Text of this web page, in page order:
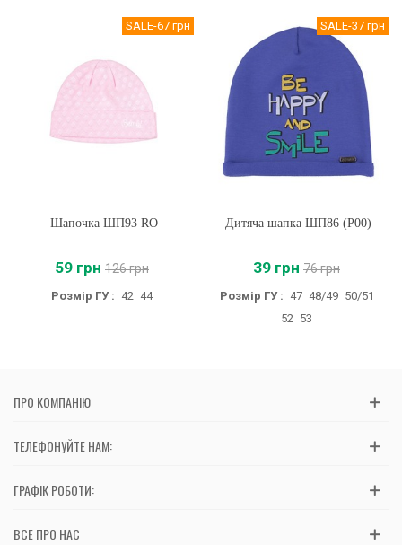
SALE-67 грн
Шапочка ШП93 RO
59 грн 126 грн
Розмір ГУ : 42 44
SALE-37 грн
Дитяча шапка ШП86 (P00)
39 грн 76 грн
Розмір ГУ : 47 48/49 50/51
52 53
ПРО КОМПАНІЮ
ТЕЛЕФОНУЙТЕ НАМ:
ГРАФІК РОБОТИ:
ВСЕ ПРО НАС